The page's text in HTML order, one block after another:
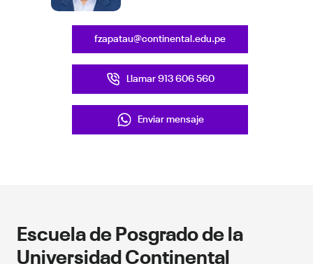
Recolección y procesamiento de datos.
Análisis de datos y resultados.
Discusión de resultados.
Informe de investigación.
fzapatau@continental.edu.pe
Llamar 913 606 560
Enviar mensaje
Escuela de Posgrado de la
Universidad Continental